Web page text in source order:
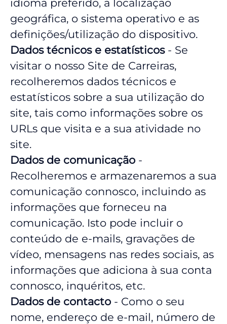
idioma preferido, a localização
geográfica, o sistema operativo e as
definições/utilização do dispositivo.
Dados técnicos e estatísticos- Se
visitar o nosso Site de Carreiras,
recolheremos dados técnicos e
estatísticos sobre a sua utilização do
site, tais como informações sobre os
URLs que visita e a sua atividade no
site.
Dados de comunicação -
Recolheremos e armazenaremos a sua
comunicação connosco, incluindo as
informações que forneceu na
comunicação. Isto pode incluir o
conteúdo de e-mails, gravações de
vídeo, mensagens nas redes sociais, as
informações que adiciona à sua conta
connosco, inquéritos, etc.
Dados de contacto - Como o seu
nome, endereço de e-mail, número de